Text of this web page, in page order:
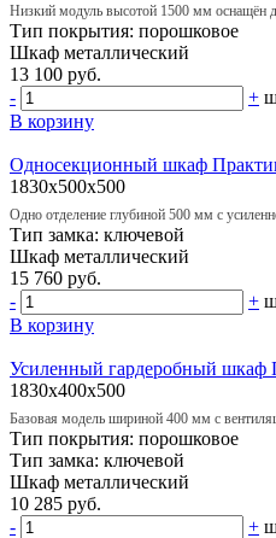
Низкий модуль высотой 1500 мм оснащён
Тип покрытия: порошковое
Шкаф металлический
13 100 руб.
-
+
В корзину
Односекционный шкаф
1830x500x500
Одно отделение глубиной 500 мм с
Тип замка: ключевой
Шкаф металлический
15 760 руб.
-
+
В корзину
Усиленный гардеробный шкаф
1830x400x500
Базовая модель шириной 400 мм с
Тип покрытия: порошковое
Тип замка: ключевой
Шкаф металлический
10 285 руб.
-
+